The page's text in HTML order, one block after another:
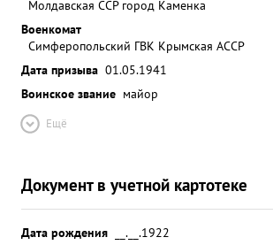
Молдавская ССР город Каменка
Военкомат
Симферопольский ГВК Крымская АССР
Дата призыва 01.05.1941
Воинское звание майор
Ещё
Документ в учетной картотеке
Дата рождения
__.__.1922